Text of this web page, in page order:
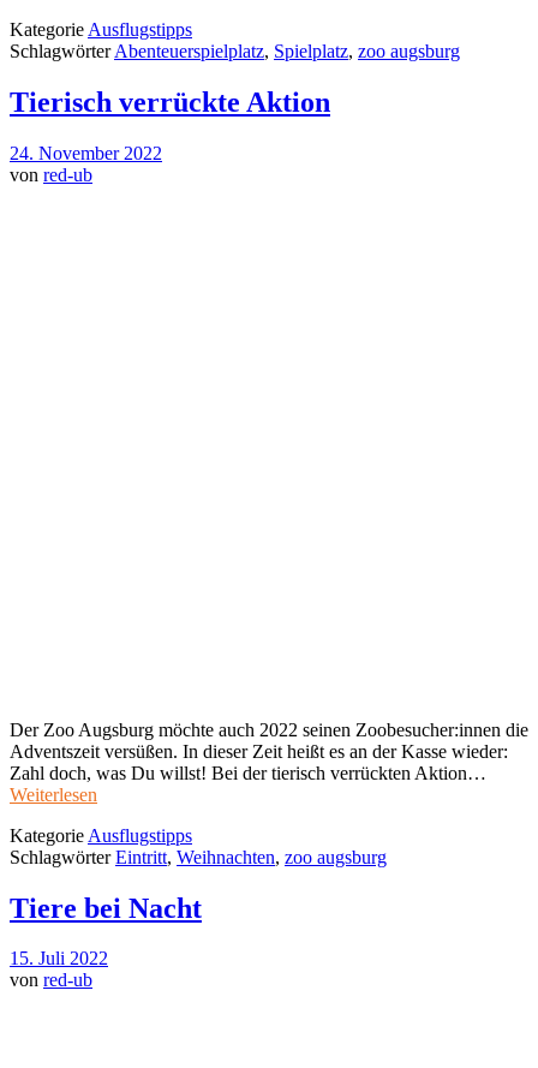
Kategorie Ausflugstipps
SchlagwörterAbenteuerspielplatz, Spielplatz, zoo augsburg
Tierisch verrückte Aktion
24. November 2022
von red-ub
Der Zoo Augsburg möchte auch 2022 seinen Zoobesucher:innen die
Adventszeit versüßen. In dieser Zeit heißt es an der Kasse wieder:
Zahl doch, was Du willst! Bei der tierisch verrückten Aktion…
Weiterlesen
Kategorie Ausflugstipps
SchlagwörterEintritt, Weihnachten, zoo augsburg
Tiere bei Nacht
15. Juli 2022
von red-ub